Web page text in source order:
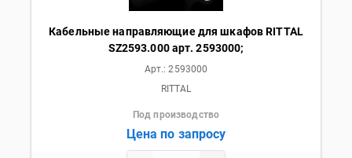
Кабельные направляющие для шкафов RITTAL
SZ2593.000 арт. 2593000;
Арт.:2593000
RITTAL
Под производство
Цена по запросу